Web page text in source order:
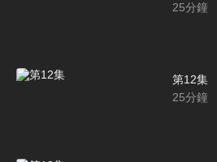
25分鐘
第12集
25分鐘